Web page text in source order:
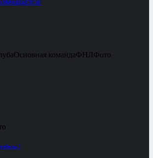
Основная командаФНЛФото
!